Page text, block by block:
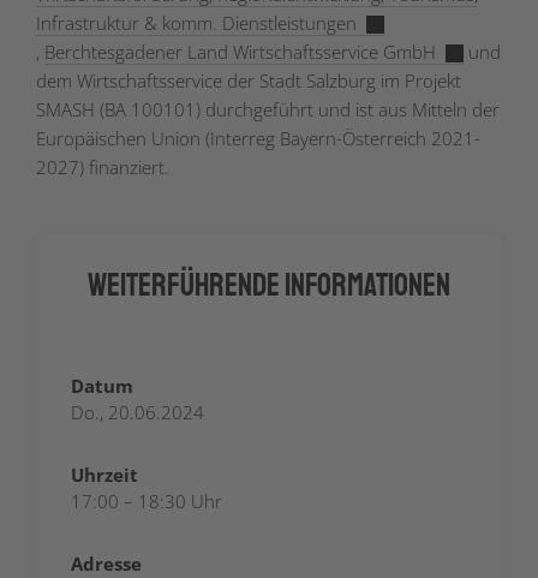
Infrastruktur & komm. Dienstleistungen
, Berchtesgadener Land Wirtschaftsservice GmbH
und
dem Wirtschaftsservice der Stadt Salzburg im Projekt
SMASH (BA 100101) durchgeführt und ist aus Mitteln der
Europäischen Union (Interreg Bayern-Österreich 2021-
2027) finanziert.
Weiterführende Informationen
Datum
Do., 20.06.2024
Uhrzeit
17:00 – 18:30 Uhr
Adresse